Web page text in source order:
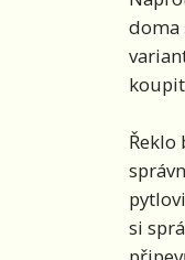
doma
Řeklo
si